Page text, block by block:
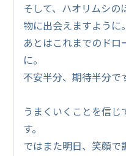
そして、ハオリムシの
物に出会えますように。
あとはこれまでのドロ
に。
不安半分、期待半分で
うまくいくことを信
す。
ではまた明日、笑顔で